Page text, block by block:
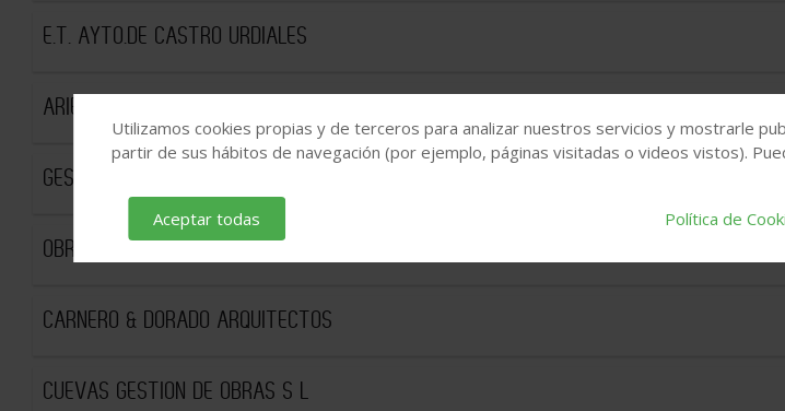
E.T. AYTO.DE CASTRO URDIALES
ARIES PULTRUSION S L
GESTIDESA,S.L.
OBRAS Y CONST CRIANAJOL,S.L.
CARNERO & DORADO ARQUITECTOS
CUEVAS GESTION DE OBRAS S L
Utilizamos cookies propias y de terceros para analizar nuestros servicios y mostrarle
partir de sus hábitos de navegación (por ejemplo, páginas visitadas o videos vistos).
Aceptar todas Política de